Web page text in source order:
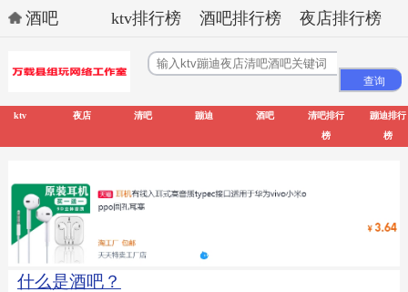
酒吧 ktv排行榜 酒吧排行榜 夜店排行榜
ktv 夜店 清吧 蹦迪 酒吧
清吧排行
榜
蹦迪排行
榜
什么是酒吧？